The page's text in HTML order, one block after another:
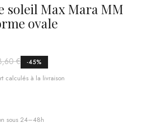
soleil Max Mara MM
ovale
€ -45%
calculés à la livraison
sous 24–48h